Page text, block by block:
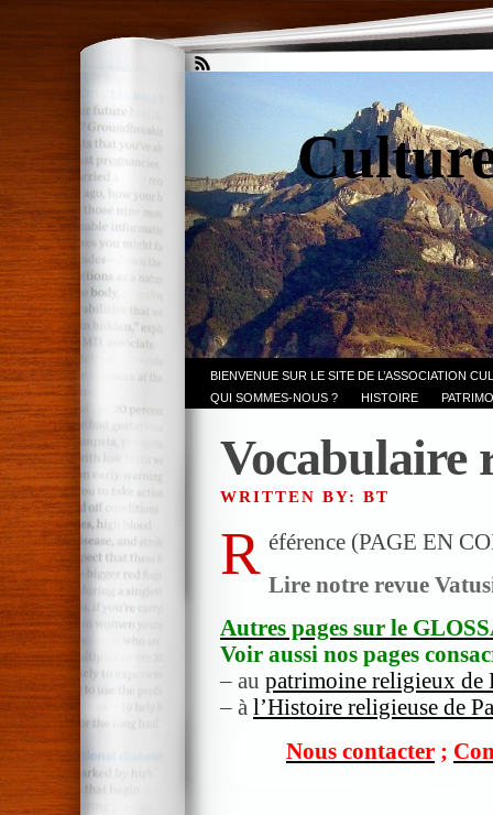
BIENVENUE SUR LE SITE DE L’ASSOCIATION
QUI SOMMES-NOUS ?
HISTOIRE
Vocabulaire
WRITTEN BY: BT
R éférence (PAGE EN
Lire notre revue
Autres pages sur le
Voir aussi nos pages
– au patrimoine religieux de
– à l’Histoire religieuse de
Nous contacter ;